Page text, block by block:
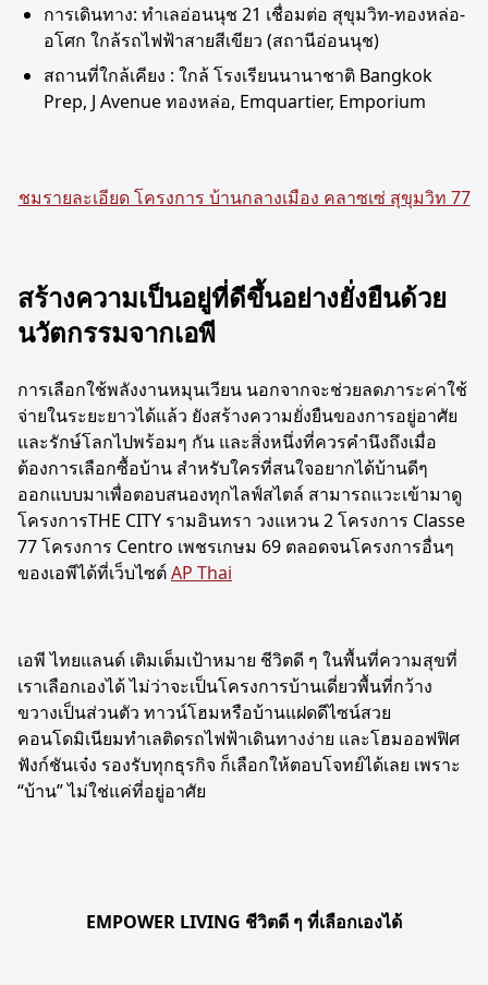
การเดินทาง: ทำเลอ่อนนุช 21 เชื่อมต่อ สุขุมวิท-ทองหล่อ-
อโศก ใกล้รถไฟฟ้าสายสีเขียว (สถานีอ่อนนุช)
สถานที่ใกล้เคียง : ใกล้ โรงเรียนนานาชาติ Bangkok
Prep, J Avenue ทองหล่อ, Emquartier, Emporium
ชมรายละเอียด โครงการ บ้านกลางเมือง คลาซเซ่ สุขุมวิท 77
สร้างความเป็นอยู่ที่ดีขึ้นอย่างยั่งยืนด้วย
นวัตกรรมจากเอพี
การเลือกใช้พลังงานหมุนเวียน นอกจากจะช่วยลดภาระค่าใช้
จ่ายในระยะยาวได้แล้ว ยังสร้างความยั่งยืนของการอยู่อาศัย
และรักษ์โลกไปพร้อมๆ กัน และสิ่งหนึ่งที่ควรคำนึงถึงเมื่อ
ต้องการเลือกซื้อบ้าน สำหรับใครที่สนใจอยากได้บ้านดีๆ
ออกแบบมาเพื่อตอบสนองทุกไลฟ์สไตล์ สามารถแวะเข้ามาดู
โครงการTHE CITY รามอินทรา วงแหวน 2 โครงการ Classe
77 โครงการ Centro เพชรเกษม 69 ตลอดจนโครงการอื่นๆ
ของเอพีได้ที่เว็บไซต์AP Thai
เอพี ไทยแลนด์ เติมเต็มเป้าหมาย ชีวิตดี ๆ ในพื้นที่ความสุขที่
เราเลือกเองได้ ไม่ว่าจะเป็นโครงการบ้านเดี่ยวพื้นที่กว้าง
ขวางเป็นส่วนตัว ทาวน์โฮมหรือบ้านแฝดดีไซน์สวย
คอนโดมิเนียมทำเลติดรถไฟฟ้าเดินทางง่าย และโฮมออฟฟิศ
ฟังก์ชันเจ๋ง รองรับทุกธุรกิจ ก็เลือกให้ตอบโจทย์ได้เลย เพราะ
“บ้าน” ไม่ใช่แค่ที่อยู่อาศัย
EMPOWER LIVING ชีวิตดี ๆ ที่เลือกเองได้